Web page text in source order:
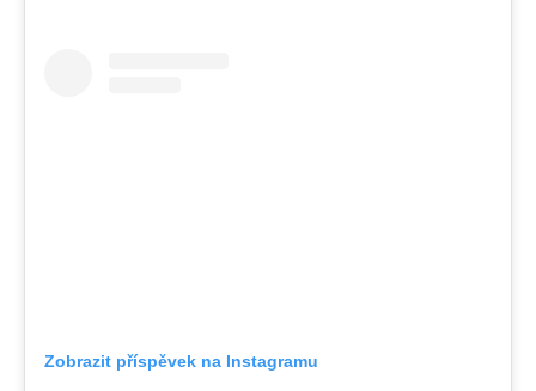
Zobrazit příspěvek na Instagramu